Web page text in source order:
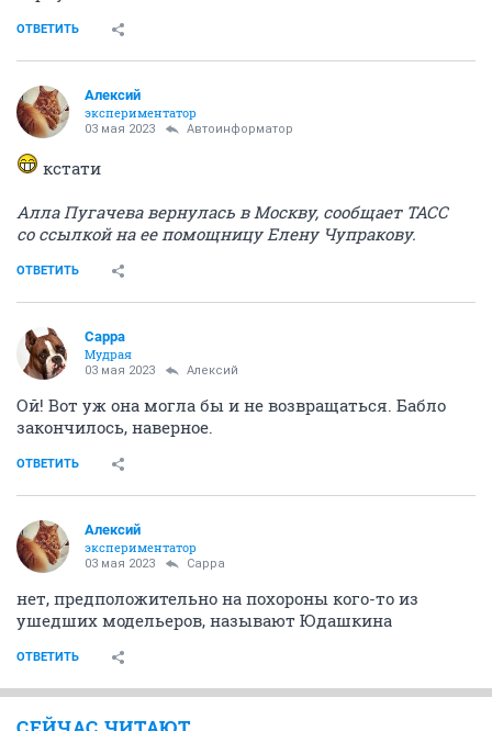
ОТВЕТИТЬ
Алексий
экспериментатор
03 мая 2023 Автоинформатор
кстати
Алла Пугачева вернулась в Москву, сообщает ТАСС
со ссылкой на ее помощницу Елену Чупракову.
ОТВЕТИТЬ
Сарра
Мудрая
03 мая 2023 Алексий
Ой! Вот уж она могла бы и не возвращаться. Бабло
закончилось, наверное.
ОТВЕТИТЬ
Алексий
экспериментатор
03 мая 2023 Сарра
нет, предположительно на похороны кого-то из
ушедших модельеров, называют Юдашкина
ОТВЕТИТЬ